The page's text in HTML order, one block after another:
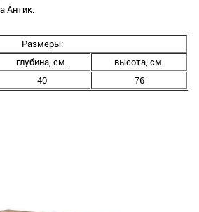
Антик.
Размеры:
глубина, см.
высота, см.
40 76